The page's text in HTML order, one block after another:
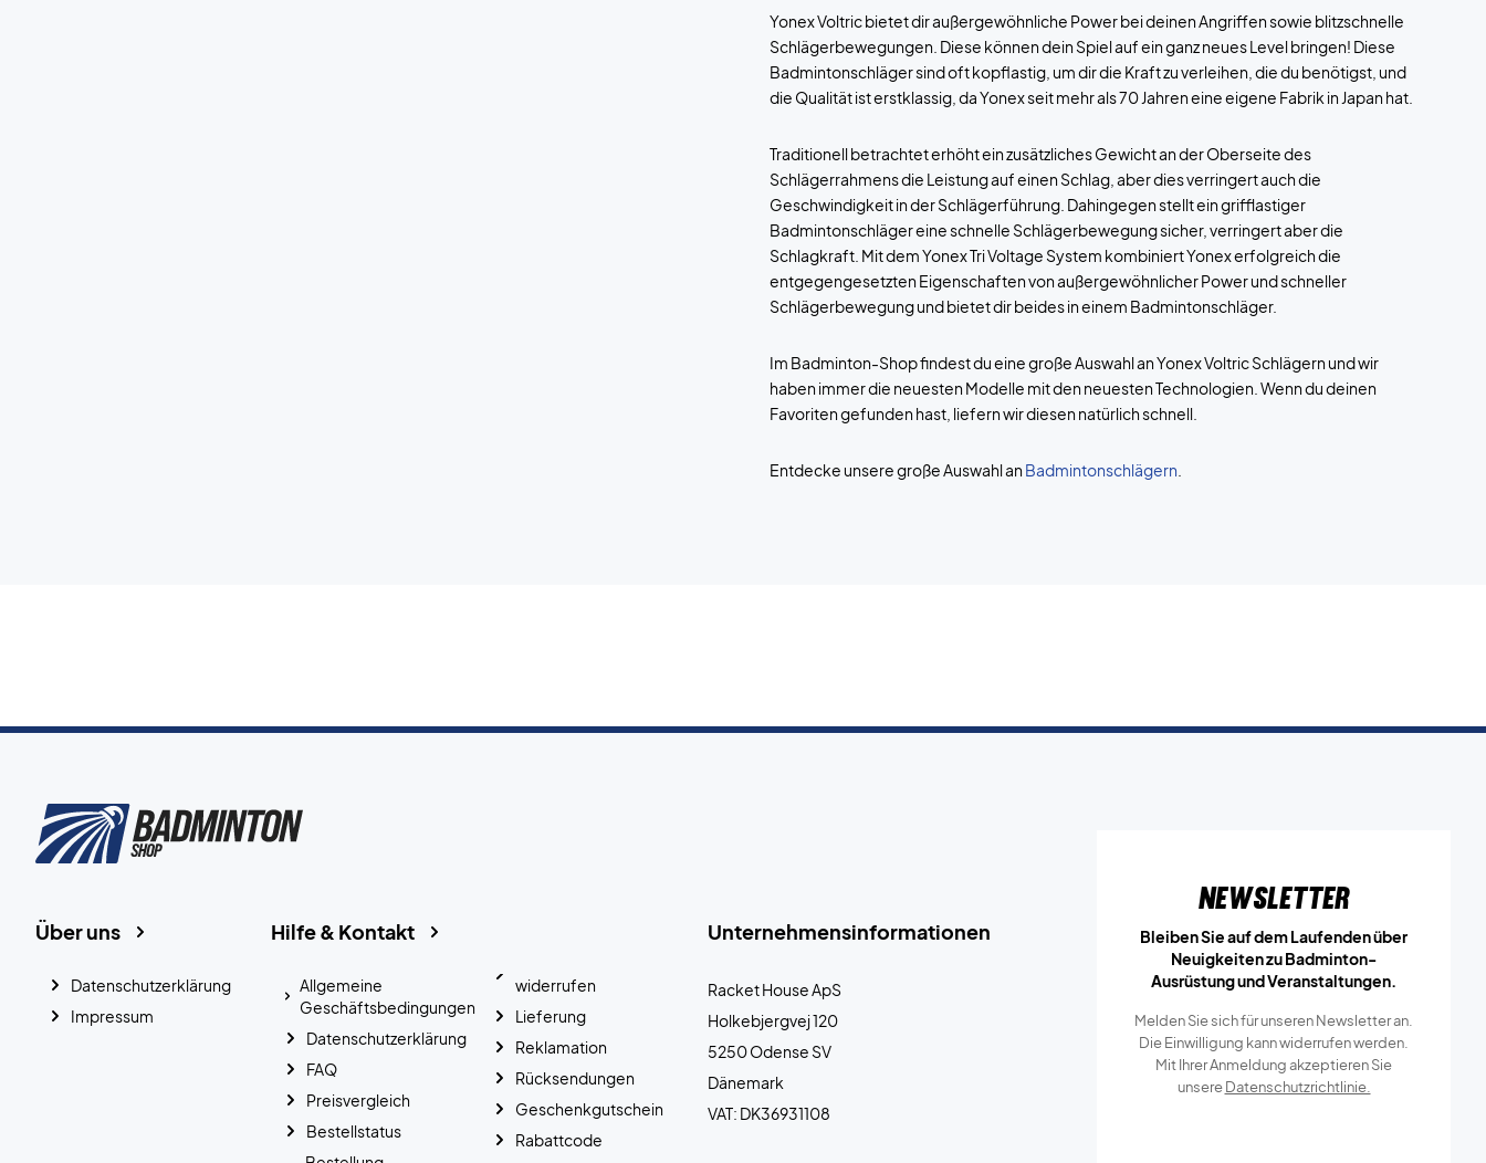
Yonex Voltric bietet dir außergewöhnliche Power bei deinen Angriffen sowie blitzschnelle
Schlägerbewegungen. Diese können dein Spiel auf ein ganz neues Level bringen! Diese
Badmintonschläger sind oft kopflastig, um dir die Kraft zu verleihen, die du benötigst, und
die Qualität ist erstklassig, da Yonex seit mehr als 70 Jahren eine eigene Fabrik in Japan hat.
Traditionell betrachtet erhöht ein zusätzliches Gewicht an der Oberseite des
Schlägerrahmens die Leistung auf einen Schlag, aber dies verringert auch die
Geschwindigkeit in der Schlägerführung. Dahingegen stellt ein grifflastiger
Badmintonschläger eine schnelle Schlägerbewegung sicher, verringert aber die
Schlagkraft. Mit dem Yonex Tri Voltage System kombiniert Yonex erfolgreich die
entgegengesetzten Eigenschaften von außergewöhnlicher Power und schneller
Schlägerbewegung und bietet dir beides in einem Badmintonschläger.
Im Badminton-Shop findest du eine große Auswahl an Yonex Voltric Schlägern und wir
haben immer die neuesten Modelle mit den neuesten Technologien. Wenn du deinen
Favoriten gefunden hast, liefern wir diesen natürlich schnell.
Entdecke unsere große Auswahl an Badmintonschlägern
Unternehmensinformationen
Racket House ApS
Holkebjergvej 120
5250 Odense SV
Dänemark
VAT: DK36931108
Hilfe & Kontakt
Allgemeine
Geschäftsbedingungen
Datenschutzerklärung
FAQ
Preisvergleich
Bestellstatus
widerrufen
Lieferung
Reklamation
Rücksendungen
Geschenkgutschein
Rabattcode
Über uns
Datenschutzerklärung
Impressum
Newsletter
Bleiben Sie auf dem Laufenden über
Neuigkeiten zu Badminton-
Ausrüstung und Veranstaltungen.
Melden Sie sich für unseren Newsletter an.
Die Einwilligung kann widerrufen werden.
Mit Ihrer Anmeldung akzeptieren Sie
unsereDatenschutzrichtlinie.